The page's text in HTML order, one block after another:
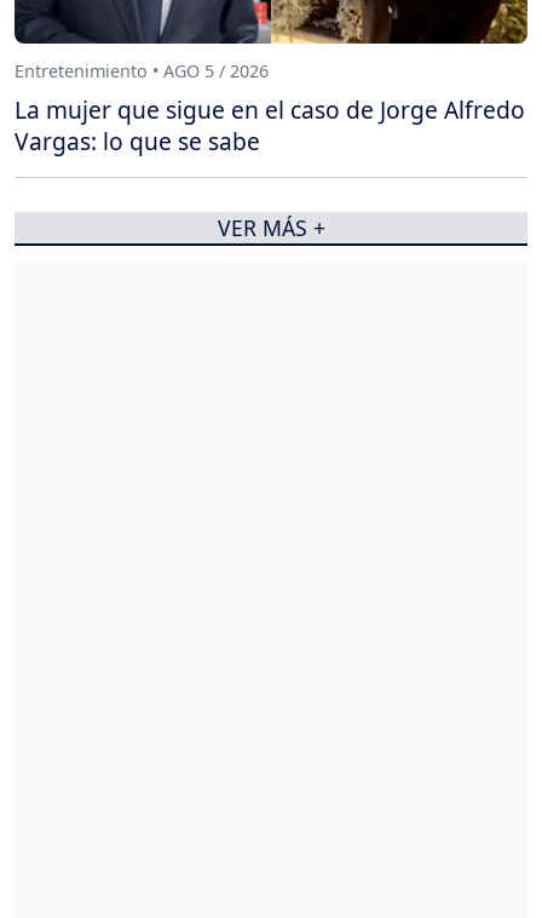
Entretenimiento • AGO 5 / 2026
La mujer que sigue en el caso de Jorge Alfredo
Vargas: lo que se sabe
VER MÁS +